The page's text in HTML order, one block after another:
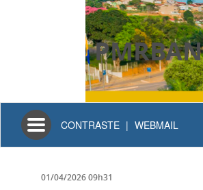
PMRBAN
Toggle
navigation
CONTRASTE | WEBMAIL
01/04/2026 09h31